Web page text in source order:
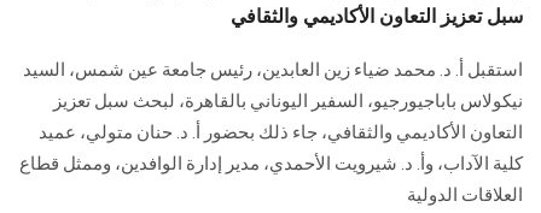
الزائـرون
سجل الان
سبل تعزيز التعاون الأكاديمي والثقافي
استقبل أ. د. محمد ضياء زين العابدين، رئيس جامعة عين شمس، السيد
نيكولاس باباجيورجيو، السفير اليوناني بالقاهرة، لبحث سبل تعزيز
التعاون الأكاديمي والثقافي، جاء ذلك بحضور أ. د. حنان متولي، عميد
كلية الآداب، وأ. د. شيرويت الأحمدي، مدير إدارة الوافدين، وممثل قطاع
العلاقات الدولية